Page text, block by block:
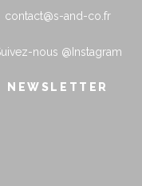
contact@s-and-co.fr
nous @Instagram
NEWSLETTER